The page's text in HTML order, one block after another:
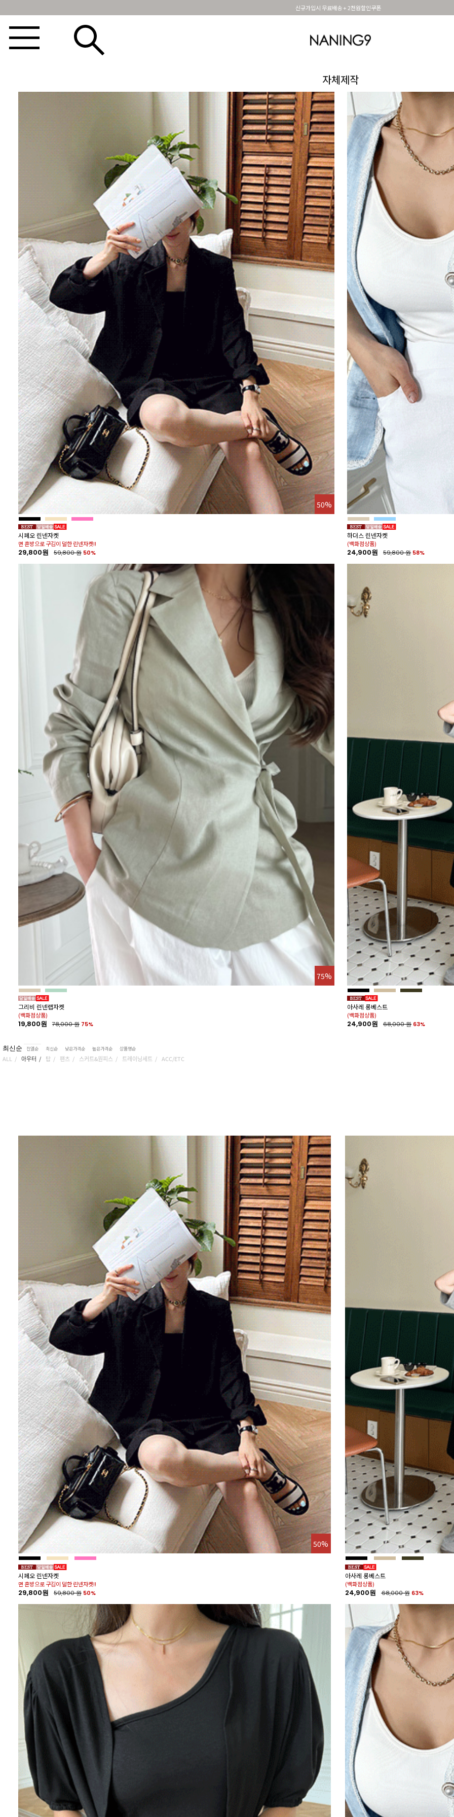
휴면 해제시 무료배송쿠폰
PANTS
자체제작
50%
시페오 린넨자켓
면 혼방으로 구김이 덜한 린넨자켓!!
29,800원 59,800원 50%
하더스 린넨자켓
(백화점상품)
24,900원 59,800원 58%
75%
그리비 린넨랩자켓
(백화점상품)
19,800원 78,000원 75%
아사레 롱베스트
(백화점상품)
24,900원 68,000원 63%
최신순 진열순 최신순 낮은가격순 높은가격순 상품명순
ALL 아우터 탑 팬츠 스커트&원피스 트레이닝세트 ACC/ETC
50%
시페오 린넨자켓
면 혼방으로 구김이 덜한 린넨자켓!!
29,800원 59,800원 50%
아사레 롱베스트
(백화점상품)
24,900원 68,000원 63%